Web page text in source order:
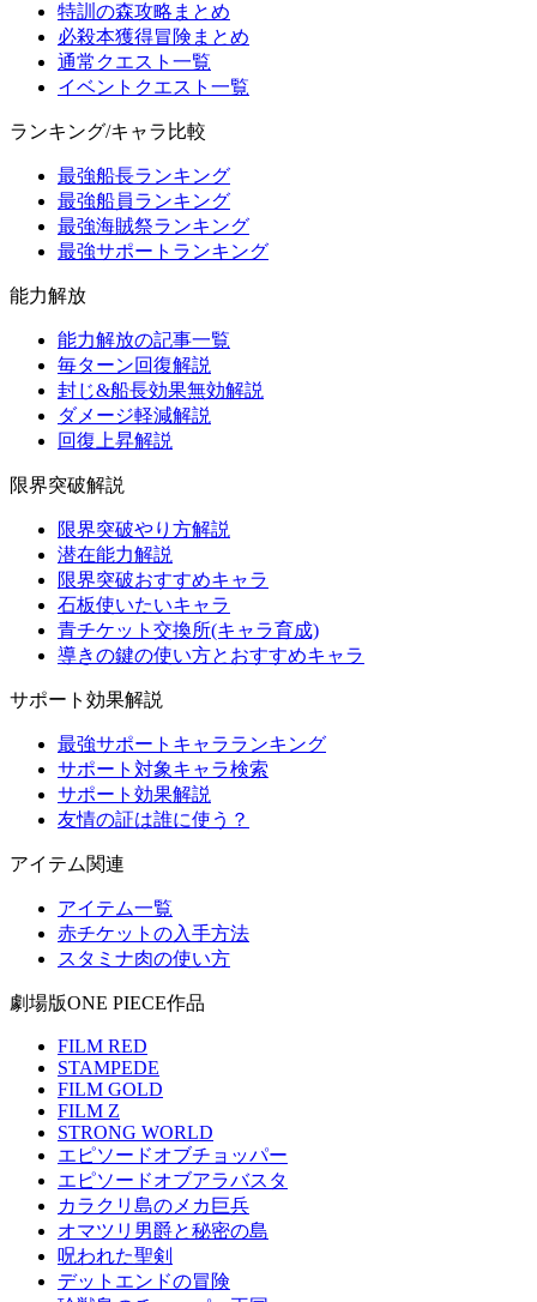
特訓の森攻略まとめ
必殺本獲得冒険まとめ
通常クエスト一覧
イベントクエスト一覧
ランキング/キャラ比較
最強船長ランキング
最強船員ランキング
最強海賊祭ランキング
最強サポートランキング
能力解放
能力解放の記事一覧
毎ターン回復解説
封じ&船長効果無効解説
ダメージ軽減解説
回復上昇解説
限界突破解説
限界突破やり方解説
潜在能力解説
限界突破おすすめキャラ
石板使いたいキャラ
青チケット交換所(キャラ育成)
導きの鍵の使い方とおすすめキャラ
サポート効果解説
最強サポートキャラランキング
サポート対象キャラ検索
サポート効果解説
友情の証は誰に使う？
アイテム関連
アイテム一覧
赤チケットの入手方法
スタミナ肉の使い方
劇場版ONE PIECE作品
FILM RED
STAMPEDE
FILM GOLD
FILM Z
STRONG WORLD
エピソードオブチョッパー
エピソードオブアラバスタ
カラクリ島のメカ巨兵
オマツリ男爵と秘密の島
呪われた聖剣
デットエンドの冒険